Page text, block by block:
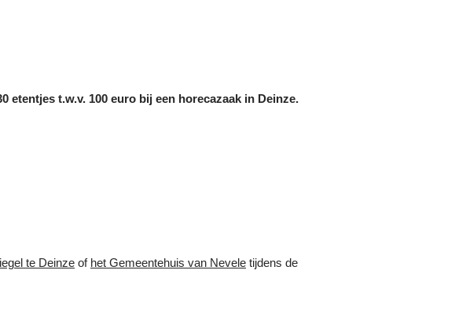
etentjes t.w.v. 100 euro bij een horecazaak in Deinze.
te Deinze of het Gemeentehuis van Nevele tijdens de